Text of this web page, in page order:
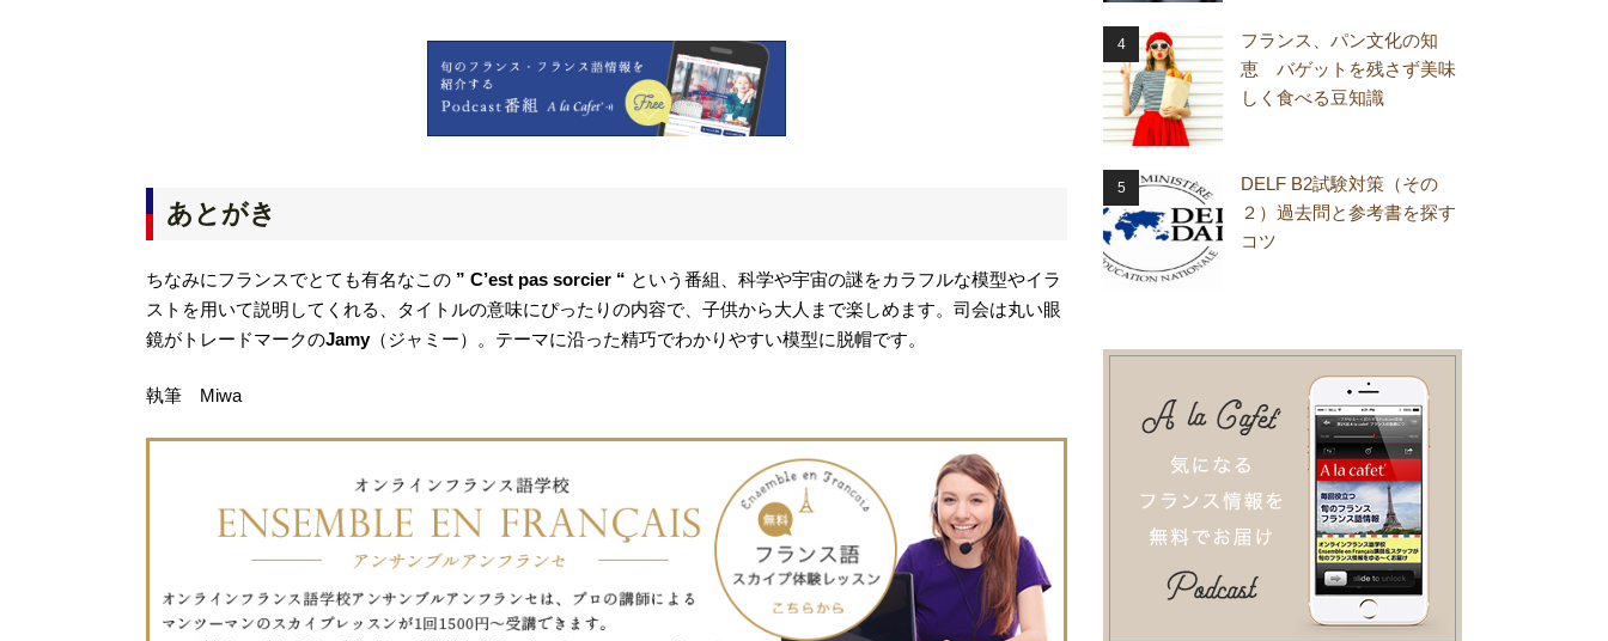
あとがき
ちなみにフランスでとても有名なこの ” C’est pas sorcier “ という番組、科学や宇宙の謎をカラフルな模型やイラ
ストを用いて説明してくれる、タイトルの意味にぴったりの内容で、子供から大人まで楽しめます。司会は丸い眼
鏡がトレードマークのJamy（ジャミー）。テーマに沿った精巧でわかりやすい模型に脱帽です。
執筆 Miwa
フランス、パン文化の知
恵 バゲットを残さず美味
しく食べる豆知識
DELF B2試験対策（その
２）過去問と参考書を探す
コツ